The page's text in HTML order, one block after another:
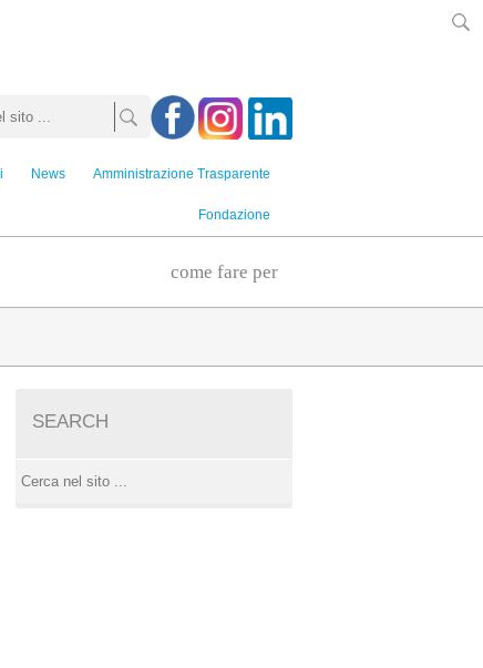
News Amministrazione Trasparente
Fondazione
come fare per
SEARCH